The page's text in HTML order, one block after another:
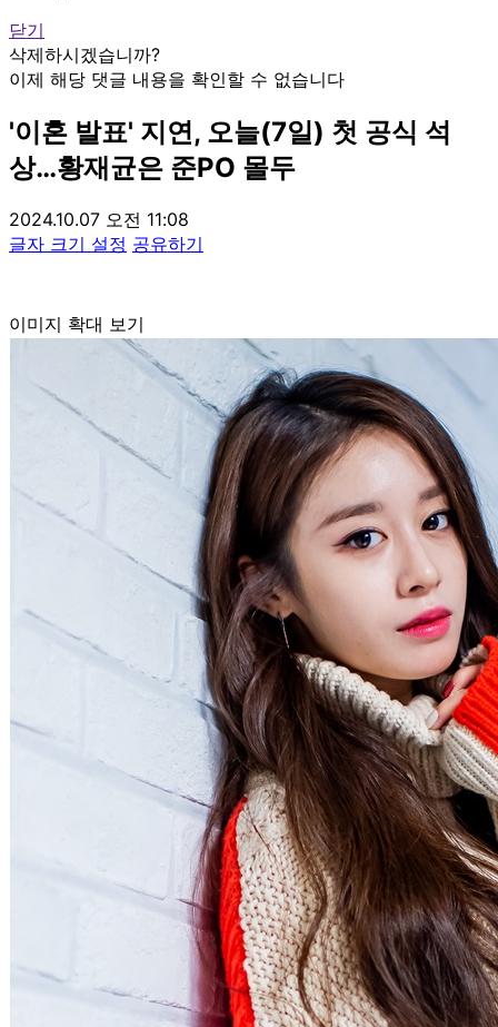
닫기
삭제하시겠습니까?
이제 해당 댓글 내용을 확인할 수 없습니다
'이혼 발표' 지연, 오늘(7일) 첫 공식 석
상…황재균은 준PO 몰두
2024.10.07 오전 11:08
글자 크기 설정 공유하기
이미지 확대 보기